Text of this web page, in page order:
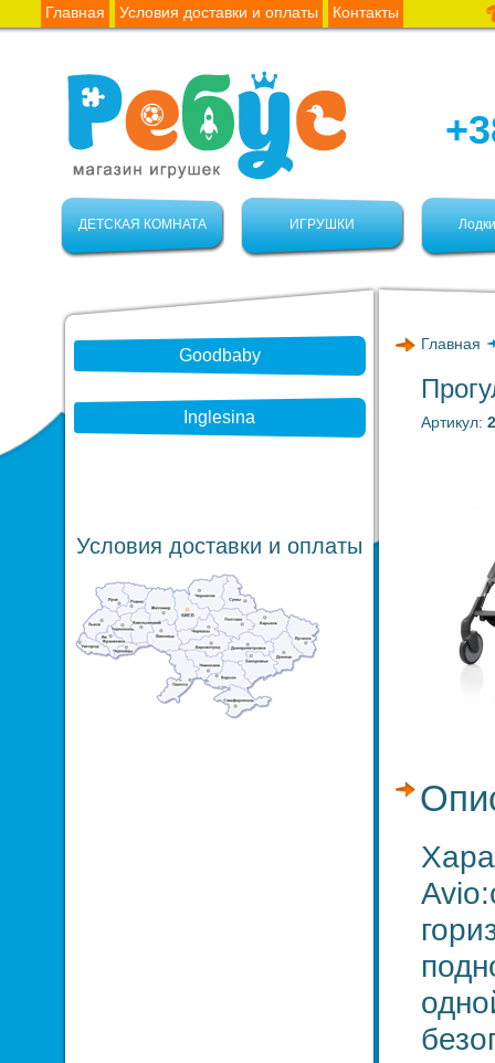
Главная Условия доставки и оплаты Контакты
ДЕТСКАЯ КОМНАТА ИГРУШКИ
Goodbaby
Inglesina
Условия доставки и оплаты
Главная
Артикул: